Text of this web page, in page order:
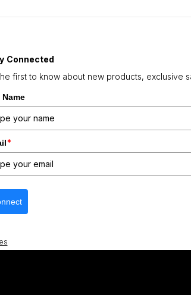
Connected
first to know about new products, exclusive
*